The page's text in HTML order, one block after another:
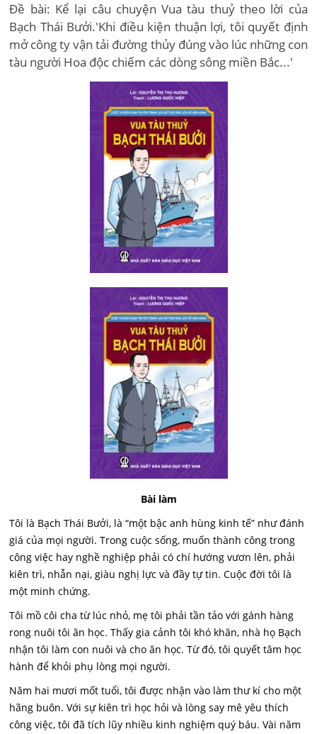
Đề bài: Kể lại câu chuyện Vua tàu thuỷ theo lời của
Bạch Thái Bưởi.'Khi điều kiện thuận lợi, tôi quyết định
mở công ty vận tải đường thủy đúng vào lúc những con
tàu người Hoa độc chiếm các dòng sông miền Bắc...'
Bài làm
Tôi là Bạch Thái Bưởi, là “một bậc anh hùng kinh tế” như đánh
giá của mọi người. Trong cuộc sống, muốn thành công trong
công việc hay nghề nghiệp phải có chí hướng vươn lên, phải
kiên trì, nhẫn nại, giàu nghị lực và đầy tự tin. Cuộc đời tôi là
một minh chứng.
Tôi mồ côi cha từ lúc nhỏ, mẹ tôi phải tần tảo với gánh hàng
rong nuôi tôi ăn học. Thấy gia cảnh tôi khó khăn, nhà họ Bạch
nhận tôi làm con nuôi và cho ăn học. Từ đó, tôi quyết tâm học
hành để khỏi phụ lòng mọi người.
Năm hai mươi mốt tuổi, tôi được nhận vào làm thư kí cho một
hãng buôn. Với sự kiên trì học hỏi và lòng say mê yêu thích
công việc, tôi đã tích lũy nhiều kinh nghiệm quý báu. Vài năm